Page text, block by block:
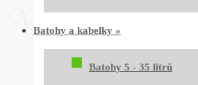
Batohy a kabelky »
Batohy 5 - 35 litrů